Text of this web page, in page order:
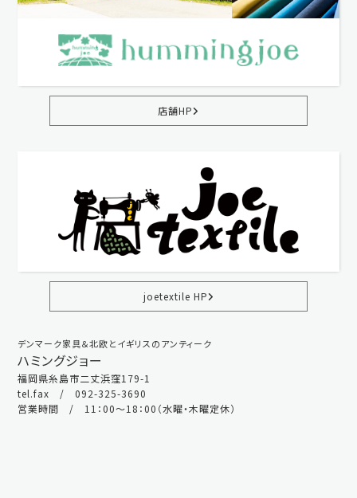
店舗HP
joetextile HP
デンマーク家具＆北欧とイギリスのアンティーク
ハミングジョー
福岡県糸島市二丈浜窪179-1
tel.fax / 092-325-3690
営業時間 / 11：00～18：00（水曜・木曜定休）